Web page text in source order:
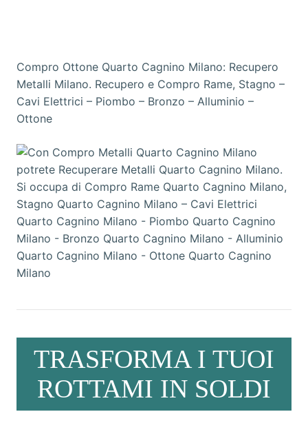
Compro Ottone Quarto Cagnino Milano: Recupero
Metalli Milano. Recupero e Compro Rame, Stagno –
Cavi Elettrici – Piombo – Bronzo – Alluminio –
Ottone
TRASFORMA I TUOI
ROTTAMI IN SOLDI